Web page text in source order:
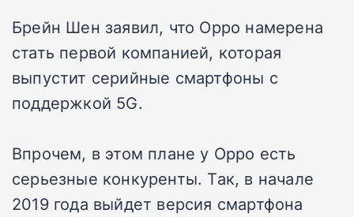
Брейн Шен заявил, что Oppo намерена
стать первой компанией, которая
выпустит серийные смартфоны с
поддержкой 5G.
Впрочем, в этом плане у Oppo есть
серьезные конкуренты. Так, в начале
2019 года выйдет версия смартфона